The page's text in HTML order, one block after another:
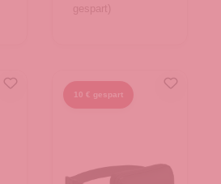
gespart)
10 € gespart